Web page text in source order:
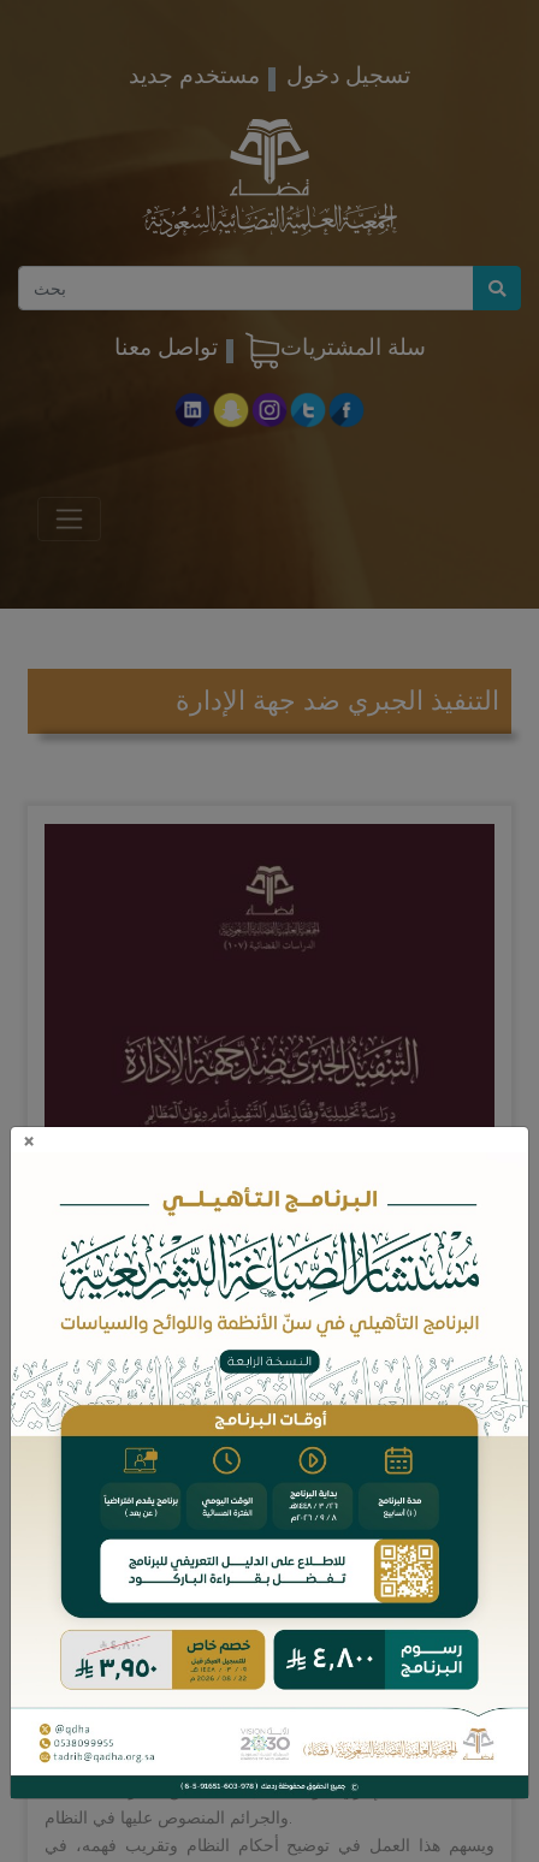
مستخدم جديد تسجيل دخول
تواصل معنا سلة المشتريات
التنفيذ الجبري ضد جهة الإدارة
التنفيذ الجبري ضد جهة الإدارة – دراسة تحليلية وفقاً لنظام التنفيذ
أمام ديوان المظالم / مريم بنت عبدالرحمن آل فريان.
يتناول هذا الكتاب تحليل نظام التنفيذ أمام ديوان المظالم الصادر
عام 1443هـ، مبيِّنًا ما قرره من تنظيمٍ قضائي لمسار التنفيذ
الإداري.
ويعرض الكتاب هذا النظام في ضوء الواقع العملي، من خلال بيان
خطوات التنفيذ وإجراءاته وفقًا لنصوص النظام، مع توضيح
الاختصاص القضائي والسندات التنفيذية، وصلاحيات القاضي في
عملية التنفيذ الإداري، وما يتصل بذلك من منازعات التنفيذ
ويسهم هذا العمل في توضيح أحكام النظام وتقريب فهمه، في
×